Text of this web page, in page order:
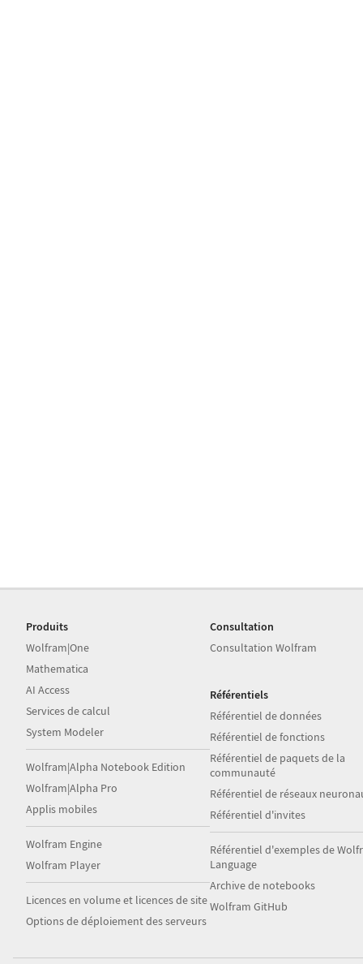
Produits
Wolfram|One
Mathematica
AI Access
Services de calcul
System Modeler
Wolfram|Alpha Notebook Edition
Wolfram|Alpha Pro
Applis mobiles
Wolfram Engine
Wolfram Player
Licences en volume et licences de site
Options de déploiement des serveurs
Consultation
Consultation Wolfram
Référentiels
Référentiel de données
Référentiel de fonctions
Référentiel de paquets de la
communauté
Référentiel de réseaux
Référentiel d'invites
Référentiel d'exemples de
Language
Archive de notebooks
Wolfram GitHub